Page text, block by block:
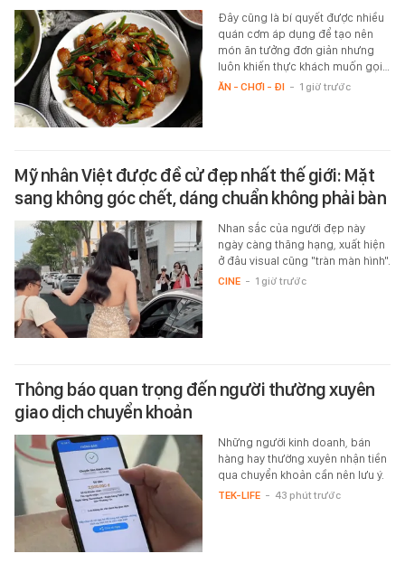
Đây cũng là bí quyết được nhiều
quán cơm áp dụng để tạo nên
món ăn tưởng đơn giản nhưng
luôn khiến thực khách muốn gọi…
ĂN - CHƠI - ĐI - 1 giờ trước
Mỹ nhân Việt được đề cử đẹp nhất thế giới: Mặt
sang không góc chết, dáng chuẩn không phải bàn
Nhan sắc của người đẹp này
ngày càng thăng hạng, xuất hiện
ở đâu visual cũng "tràn màn hình".
CINE - 1 giờ trước
Thông báo quan trọng đến người thường xuyên
giao dịch chuyển khoản
Những người kinh doanh, bán
hàng hay thường xuyên nhận tiền
qua chuyển khoản cần nên lưu ý.
TEK-LIFE - 43 phút trước